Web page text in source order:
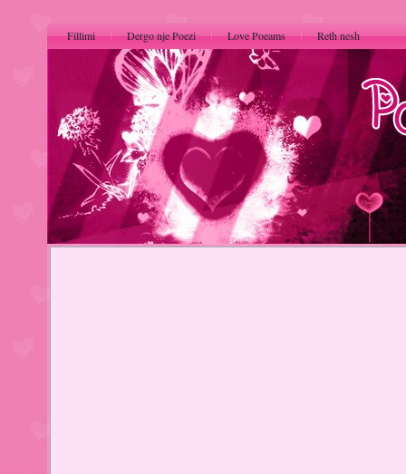
Fillimi Dergo nje Poezi Love Poeams Reth nesh